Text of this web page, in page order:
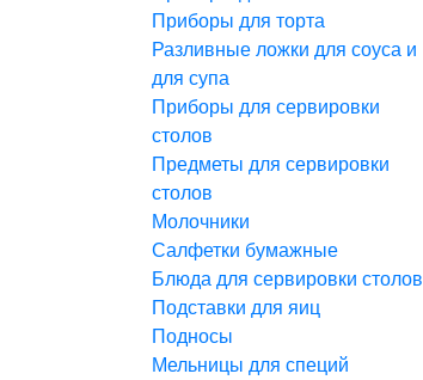
Приборы для торта
Разливные ложки для соуса и
для супа
Приборы для сервировки
столов
Предметы для сервировки
столов
Молочники
Салфетки бумажные
Блюда для сервировки столов
Подставки для яиц
Подносы
Мельницы для специй